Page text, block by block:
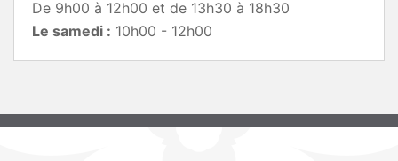
De 9h00 à 12h00 et de 13h30 à 18h30
Le samedi : 10h00 - 12h00